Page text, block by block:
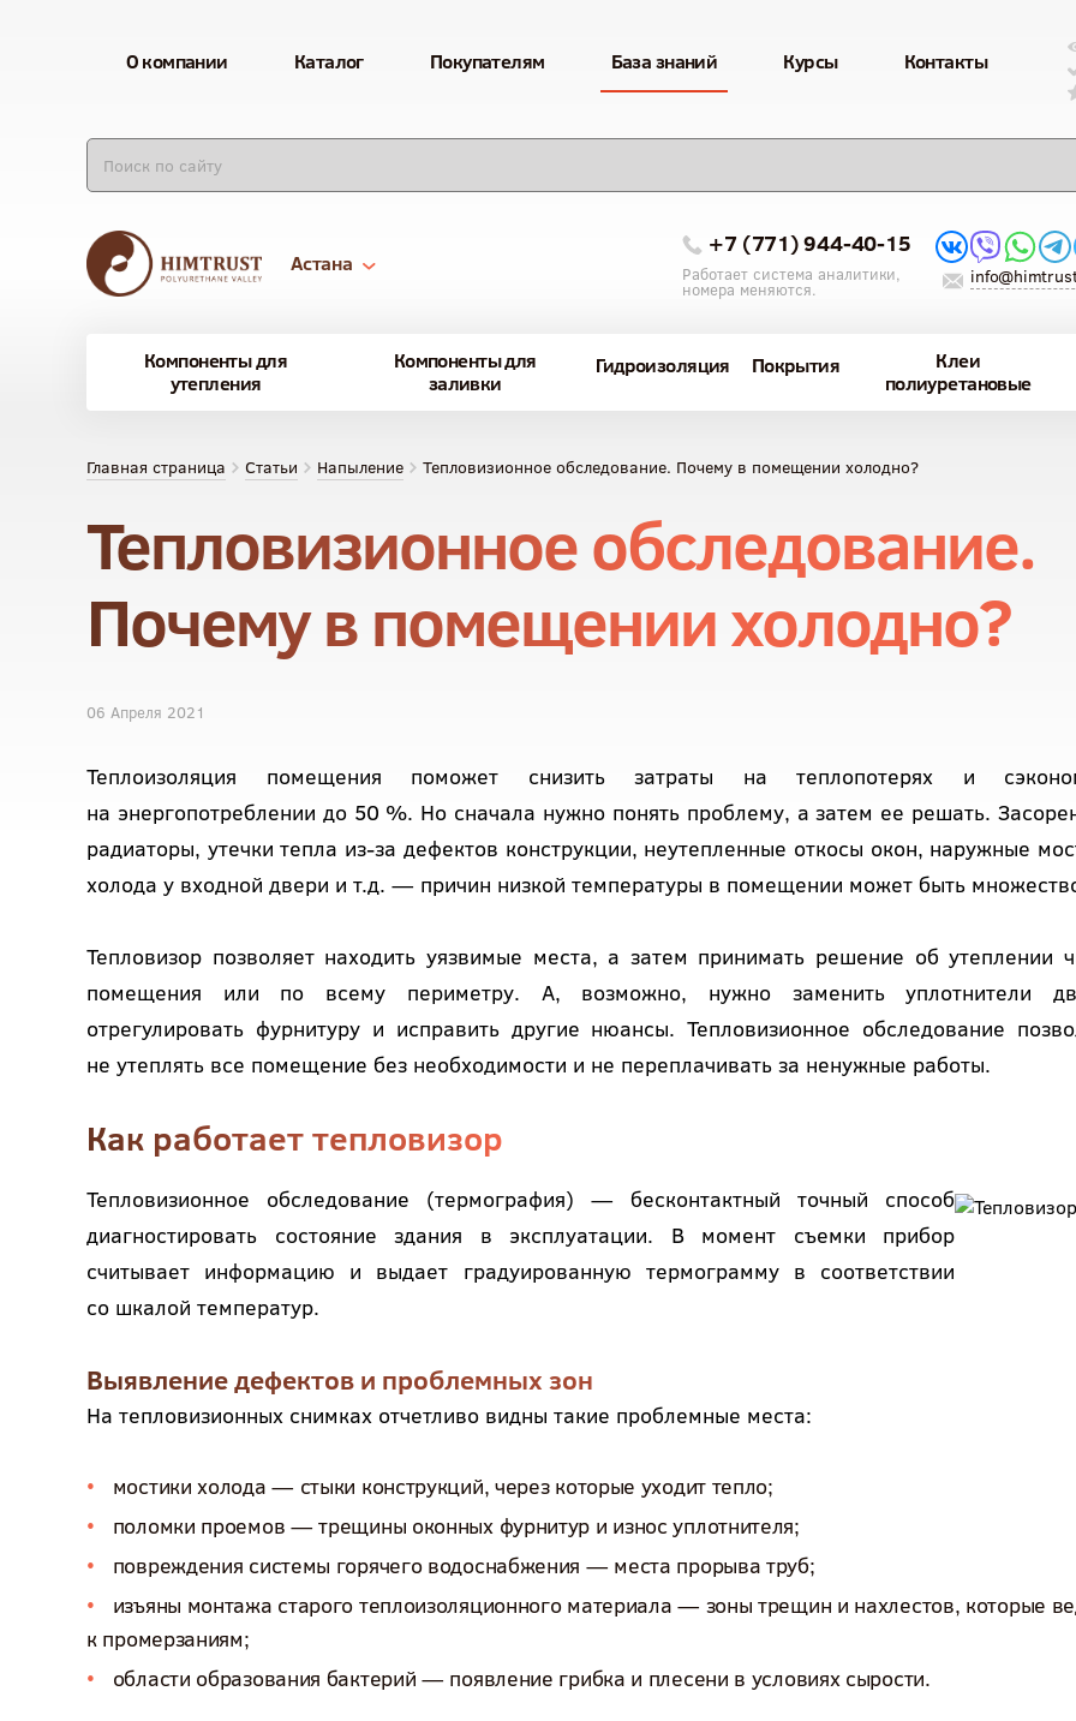
О компании Каталог Покупателям База знаний Курсы Контакты
Астана
+7 (771) 944-40-15
Работает система аналитики,
номера меняются.
Компоненты для
утепления
Компоненты для
заливки
Гидроизоляция Покрытия
Клеи
полиуретановые
Главная страница Статьи Напыление Тепловизионное обследование. Почему в помещении холодно?
Тепловизионное обследование.
Почему в помещении холодно?
06 Апреля 2021
Теплоизоляция помещения поможет снизить затраты на теплопотерях и
на энергопотреблении до 50 %. Но сначала нужно понять проблему, а затем ее решать.
радиаторы, утечки тепла из-за дефектов конструкции, неутепленные откосы окон, наружные
холода у входной двери и т.д. — причин низкой температуры в помещении может быть
Тепловизор позволяет находить уязвимые места, а затем принимать решение об утеплении
помещения или по всему периметру. А, возможно, нужно заменить уплотнители
отрегулировать фурнитуру и исправить другие нюансы. Тепловизионное обследование
не утеплять все помещение без необходимости и не переплачивать за ненужные работы.
Как работает тепловизор
Тепловизионное обследование (термография) — бесконтактный точный способ
диагностировать состояние здания в эксплуатации. В момент съемки прибор
считывает информацию и выдает градуированную термограмму в соответствии
со шкалой температур.
Выявление дефектов и проблемных зон
На тепловизионных снимках отчетливо видны такие проблемные места:
мостики холода — стыки конструкций, через которые уходит тепло;
поломки проемов — трещины оконных фурнитур и износ уплотнителя;
повреждения системы горячего водоснабжения — места прорыва труб;
изъяны монтажа старого теплоизоляционного материала — зоны трещин и нахлестов, которые
к промерзаниям;
области образования бактерий — появление грибка и плесени в условиях сырости.